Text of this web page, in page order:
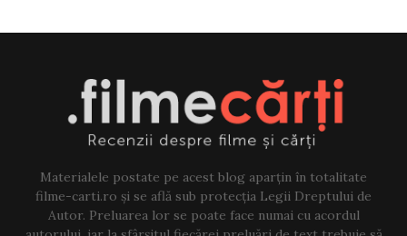
Materialele postate pe acest blog aparțin în totalitate
filme-carti.ro și se află sub protecția Legii Dreptului de
Autor. Preluarea lor se poate face numai cu acordul